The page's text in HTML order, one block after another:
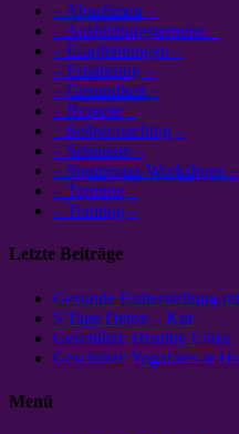
– Abnehmen –
– Ausbildungstermine –
– Empfehlungen –
– Ernährung –
– Gesundheit –
– Rezepte –
– Selbstcoaching –
– Seminare –
– Sportspass-Workshops –
– Termine –
– Training –
Letzte Beiträge
Gesunde Eisherstellung
5 Tage Detox – Kur
Geschützt: Healthy Links
Geschützt: Yogalates at
Menü